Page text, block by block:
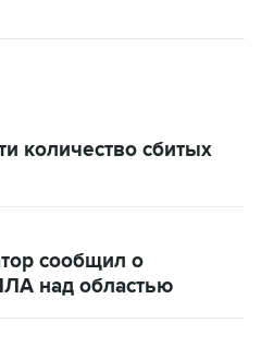
количество сбитых
сообщил о
над областью